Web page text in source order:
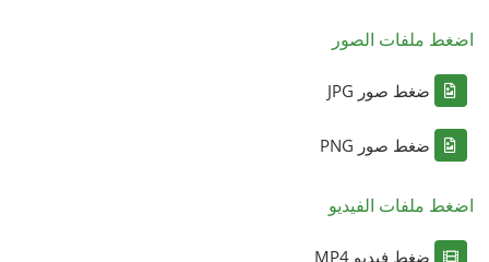
اضغط ملفات الصور
ضغط صور JPG
ضغط صور PNG
اضغط ملفات الفيديو
ضغط فيديو MP4